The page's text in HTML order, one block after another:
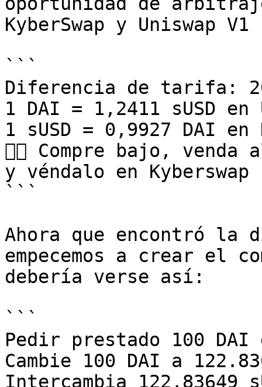
KyberSwap y Uniswap
```
Diferencia de tarifa:
1 DAI = 1,2411 sUSD en
1 sUSD = 0,9927 DAI en
👉🏻 Compre bajo, venda
y véndalo en Kyberswap
```
Ahora que encontró
empecemos a crear el
debería verse así:
```
Pedir prestado 100 DAI
Cambie 100 DAI a
Intercambia 122.83649